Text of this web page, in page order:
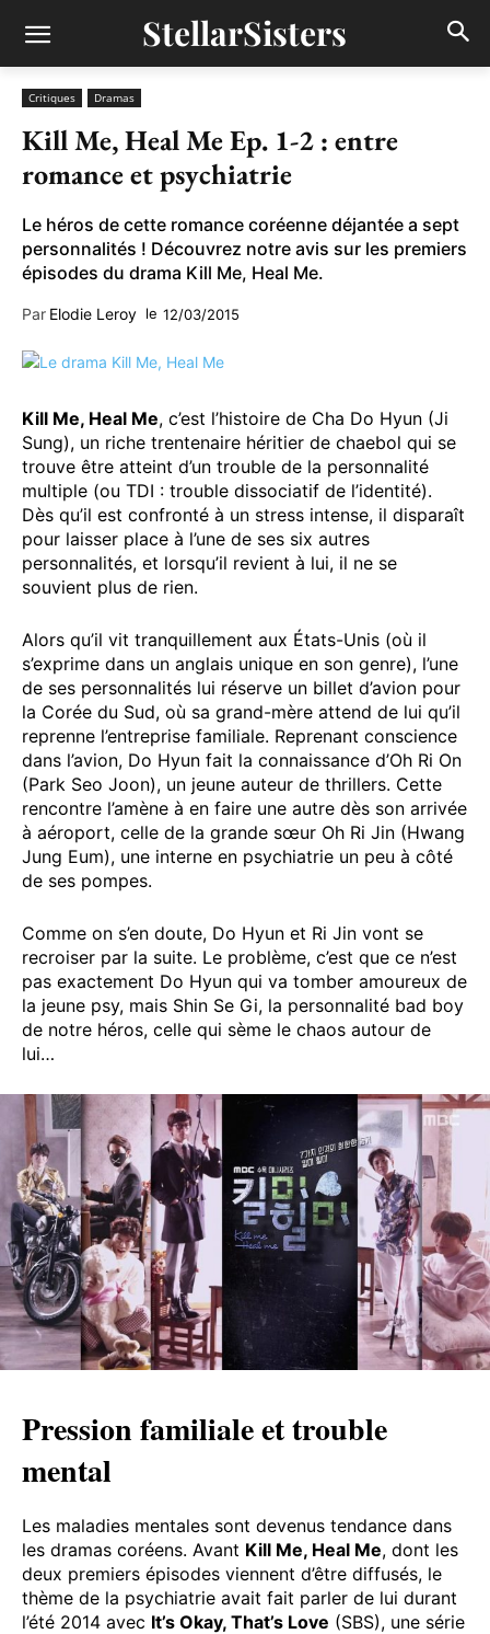
StellarSisters
Critiques Dramas
Kill Me, Heal Me Ep. 1-2 : entre
romance et psychiatrie
Le héros de cette romance coréenne déjantée a sept
personnalités ! Découvrez notre avis sur les premiers
épisodes du drama Kill Me, Heal Me.
Par Elodie Leroy le 12/03/2015
Kill Me, Heal Me, c’est l’histoire de Cha Do Hyun (Ji
Sung), un riche trentenaire héritier de chaebol qui se
trouve être atteint d’un trouble de la personnalité
multiple (ou TDI : trouble dissociatif de l’identité).
Dès qu’il est confronté à un stress intense, il disparaît
pour laisser place à l’une de ses six autres
personnalités, et lorsqu’il revient à lui, il ne se
souvient plus de rien.
Alors qu’il vit tranquillement aux États-Unis (où il
s’exprime dans un anglais unique en son genre), l’une
de ses personnalités lui réserve un billet d’avion pour
la Corée du Sud, où sa grand-mère attend de lui qu’il
reprenne l’entreprise familiale. Reprenant conscience
dans l’avion, Do Hyun fait la connaissance d’Oh Ri On
(Park Seo Joon), un jeune auteur de thrillers. Cette
rencontre l’amène à en faire une autre dès son arrivée
à aéroport, celle de la grande sœur Oh Ri Jin (Hwang
Jung Eum), une interne en psychiatrie un peu à côté
de ses pompes.
Comme on s’en doute, Do Hyun et Ri Jin vont se
recroiser par la suite. Le problème, c’est que ce n’est
pas exactement Do Hyun qui va tomber amoureux de
la jeune psy, mais Shin Se Gi, la personnalité bad boy
de notre héros, celle qui sème le chaos autour de
lui…
Pression familiale et trouble
mental
Les maladies mentales sont devenus tendance dans
les dramas coréens. Avant Kill Me, Heal Me, dont les
deux premiers épisodes viennent d’être diffusés, le
thème de la psychiatrie avait fait parler de lui durant
l’été 2014 avec It’s Okay, That’s Love (SBS), une série